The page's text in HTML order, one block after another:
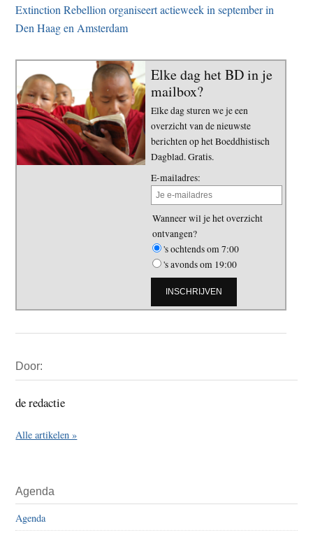
Extinction Rebellion organiseert actieweek in september in
Den Haag en Amsterdam
Elke dag het BD in je
mailbox?
Elke dag sturen we je een
overzicht van de nieuwste
berichten op het Boeddhistisch
Dagblad. Gratis.
E-mailadres:
Wanneer wil je het overzicht
ontvangen?
's ochtends om 7:00
's avonds om 19:00
Sidebar
Door:
de redactie
Alle artikelen »
Agenda
Agenda